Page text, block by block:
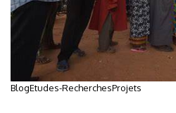
BlogEtudes-RecherchesProjets